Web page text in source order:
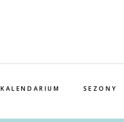
KALENDARIUM SEZONY